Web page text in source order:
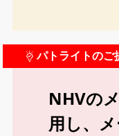
パトライトのご
NHVの
用し、